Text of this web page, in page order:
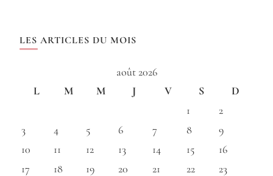
LES ARTICLES DU MOIS
août 2026
L
M M J V S
D
1
2
3
4 5 6 7 8
9
10
11 12 13 14 15
16
17
18 19 20 21 22
23